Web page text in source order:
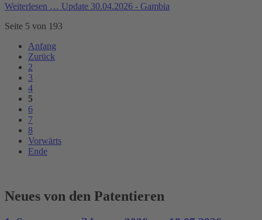
Weiterlesen … Update 30.04.2026 - Gambia
Seite 5 von 193
Anfang
Zurück
2
3
4
5
6
7
8
Vorwärts
Ende
Neues von den Patentieren